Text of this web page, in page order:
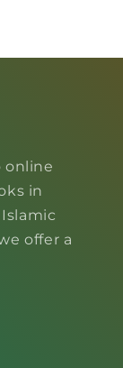
online
in
offer a